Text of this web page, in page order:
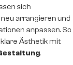
sich
arrangieren und
anpassen. So
Ästhetik mit
.